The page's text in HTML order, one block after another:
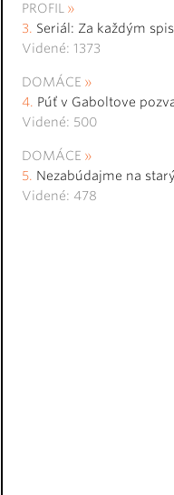
PROFIL
Seriál: Za každým
Videné: 1373
DOMÁCE
Púť v Gaboltove
Videné: 500
DOMÁCE
Nezabúdajme na
Videné: 478